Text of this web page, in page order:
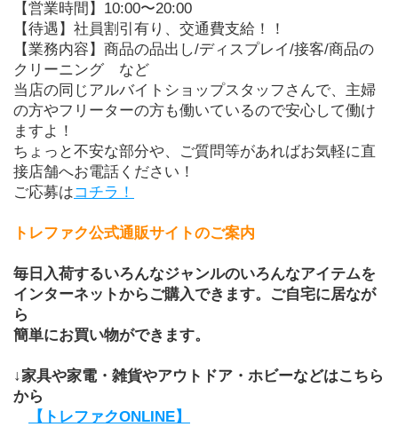
【営業時間】10:00〜20:00
【待遇】社員割引有り、交通費支給！！
【業務内容】商品の品出し/ディスプレイ/接客/商品の
クリーニング　など
当店の同じアルバイトショップスタッフさんで、主婦
の方やフリーターの方も働いているので安心して働け
ますよ！
ちょっと不安な部分や、ご質問等があればお気軽に直
接店舗へお電話ください！
ご応募はコチラ！
トレファク公式通販サイトのご案内
毎日入荷するいろんなジャンルのいろんなアイテムを
インターネットからご購入できます。ご自宅に居なが
ら
簡単にお買い物ができます。
↓家具や家電・雑貨やアウトドア・ホビーなどはこちら
から
【トレファクONLINE】